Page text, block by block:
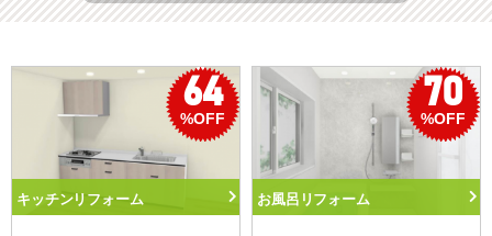
70
%OFF
ム
50
トイレリフォーム 洗面化粧台リフ